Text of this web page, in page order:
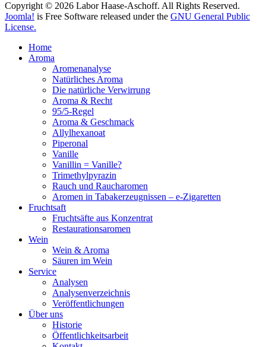
Copyright © 2026 Labor Haase-Aschoff. All Rights Reserved.
Joomla! is Free Software released under the GNU General Public
License.
Home
Aroma
Aromenanalyse
Natürliches Aroma
Die natürliche Verwirrung
Aroma & Recht
95/5-Regel
Aroma & Geschmack
Allylhexanoat
Piperonal
Vanille
Vanillin = Vanille?
Trimethylpyrazin
Rauch und Raucharomen
Aromen in Tabakerzeugnissen – e-Zigaretten
Fruchtsaft
Fruchtsäfte aus Konzentrat
Restaurationsaromen
Wein
Wein & Aroma
Säuren im Wein
Service
Analysen
Analysenverzeichnis
Veröffentlichungen
Über uns
Historie
Öffentlichkeitsarbeit